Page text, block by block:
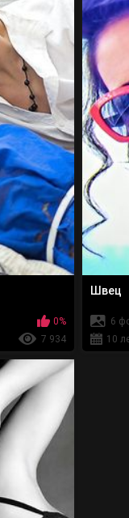
0%
7 934
Швец
6
10